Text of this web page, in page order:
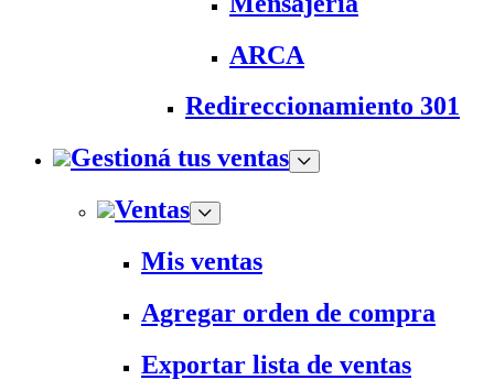
ARCA
Redireccionamiento 301
Gestioná tus ventas
Ventas
Mis ventas
Agregar orden de compra
Exportar lista de ventas